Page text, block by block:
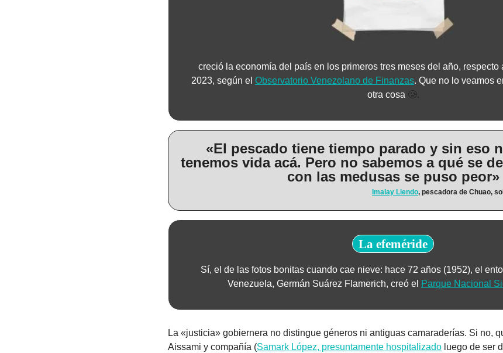
creció la economía del país en los primeros tres meses del año, respecto
2023, según el Observatorio Venezolano de Finanzas. Que no lo veamos
otra cosa 🥲.
«El pescado tiene tiempo parado y sin eso
tenemos vida acá. Pero no sabemos a qué se
con las medusas se puso peor»
Imalay Liendo, pescadora de Chuao,
La efeméride
Sí, el de las fotos bonitas cuando cae nieve: hace 72 años (1952), el
Venezuela, Germán Suárez Flamerich, creó el
Parque Nacional
La «justicia» gobiernera no distingue géneros ni antiguas camaraderías. Si no,
Aissami y compañía (Samark López, presuntamente hospitalizado luego de ser